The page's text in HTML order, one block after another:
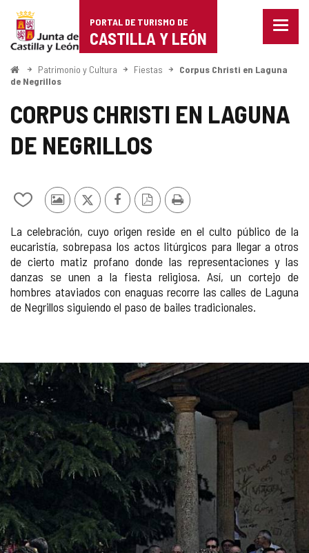
Portal
de
Turismo
de
Castilla
PORTAL DE TURISMO DE
CASTILLA Y LEÓN
Menu
InicioPatrimonio y Cultura Fiestas
Corpus Christi en Laguna
de Negrillos
CORPUS CHRISTI EN LAGUNA
DE NEGRILLOS
Añadir/quitar
mis
cuadernos
Fotos
otros
turistas
X FacebookVersiónImprimir
La celebración, cuyo origen reside en el culto público de la
eucaristía, sobrepasa los actos litúrgicos para llegar a otros
de cierto matiz profano donde las representaciones y las
danzas se unen a la fiesta religiosa. Así, un cortejo de
hombres ataviados con enaguas recorre las calles de Laguna
de Negrillos siguiendo el paso de bailes tradicionales.
GALERÍA
DE
IMÁGENES